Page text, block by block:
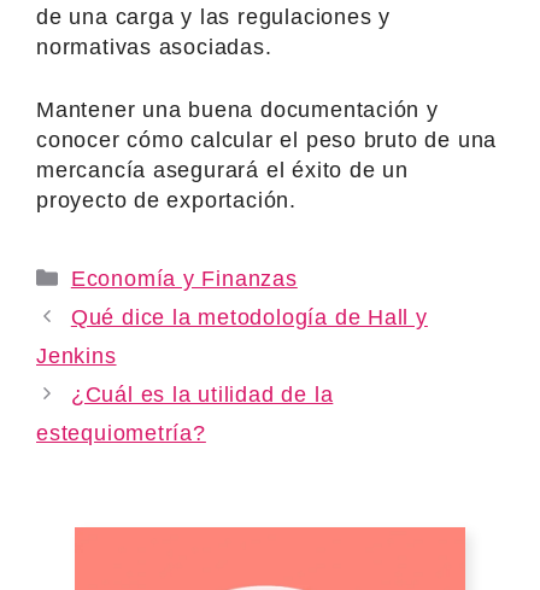
de una carga y las regulaciones y
normativas asociadas.
Mantener una buena documentación y
conocer cómo calcular el peso bruto de una
mercancía asegurará el éxito de un
proyecto de exportación.
Categories
Economía y Finanzas
Qué dice la metodología de Hall y
Jenkins
¿Cuál es la utilidad de la
estequiometría?